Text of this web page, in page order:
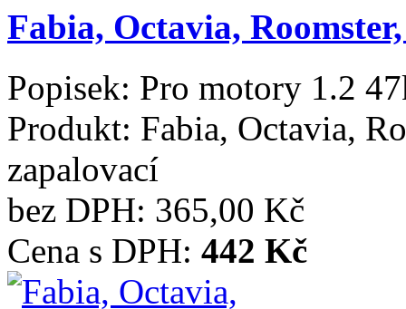
Fabia, Octavia,
Popisek: Pro motory 1.2
Produkt: Fabia, Octavia,
zapalovací
bez DPH: 365,00 Kč
Cena s DPH: 442 Kč